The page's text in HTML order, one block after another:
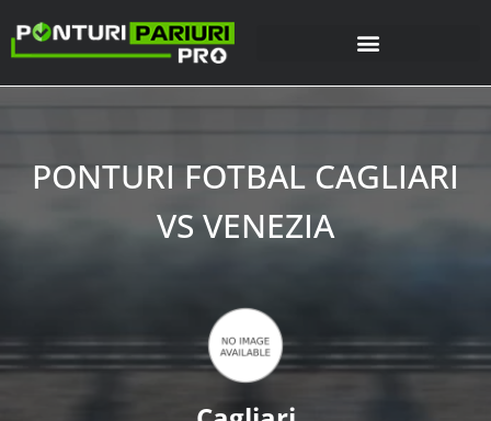
PONTURI FOTBAL CAGLIARI
VS VENEZIA